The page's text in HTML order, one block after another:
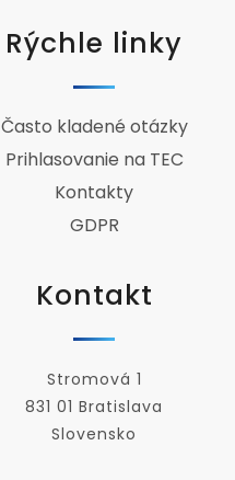
Rýchle linky
Často kladené otázky
Prihlasovanie na TEC
Kontakty
GDPR
Kontakt
Stromová 1
831 01 Bratislava
Slovensko